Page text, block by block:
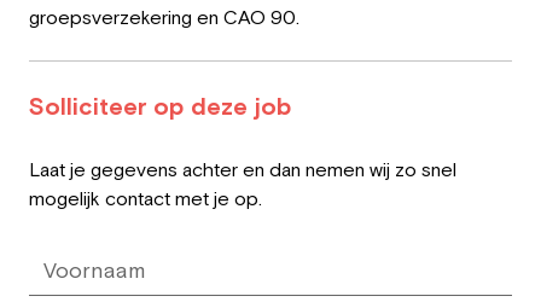
groepsverzekering en CAO 90.
Solliciteer op deze job
field
Laat je gegevens achter en dan nemen wij zo snel
mogelijk contact met je op.